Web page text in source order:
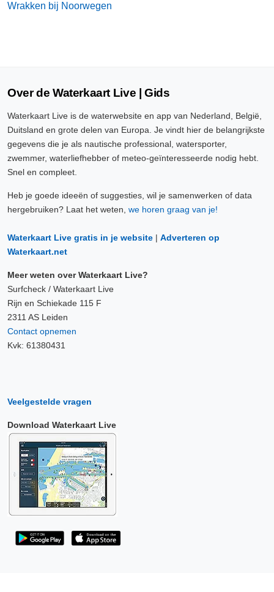
Wrakken bij Noorwegen
Over de Waterkaart Live | Gids
Waterkaart Live is de waterwebsite en app van Nederland, België,
Duitsland en grote delen van Europa. Je vindt hier de belangrijkste
gegevens die je als nautische professional, watersporter,
zwemmer, waterliefhebber of meteo-geïnteresseerde nodig hebt.
Snel en compleet.
Heb je goede ideeën of suggesties, wil je samenwerken of data
hergebruiken? Laat het weten, we horen graag van je!
Waterkaart Live gratis in je website | Adverteren op
Waterkaart.net
Meer weten over Waterkaart Live?
Surfcheck / Waterkaart Live
Rijn en Schiekade 115 F
2311 AS Leiden
Contact opnemen
Kvk: 61380431
Veelgestelde vragen
Download Waterkaart Live